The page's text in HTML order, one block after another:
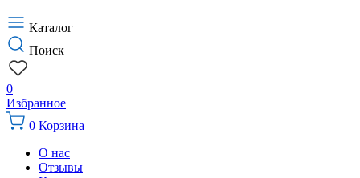
Каталог
Поиск
0
Избранное
0 Корзина
О нас
Отзывы